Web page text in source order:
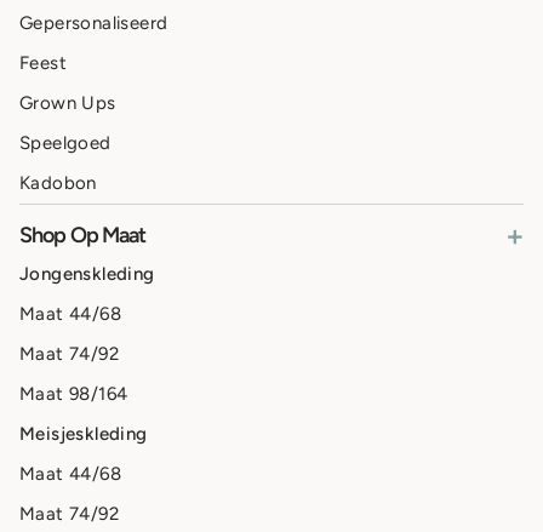
Gepersonaliseerd
Feest
Grown Ups
Speelgoed
Kadobon
Shop Op Maat +
Jongenskleding
Maat 44/68
Maat 74/92
Maat 98/164
Meisjeskleding
Maat 44/68
Maat 74/92